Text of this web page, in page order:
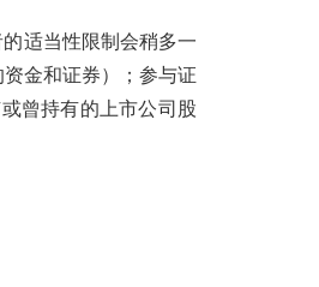
适当性限制会稍多一
金和证券）；参与证
曾持有的上市公司股